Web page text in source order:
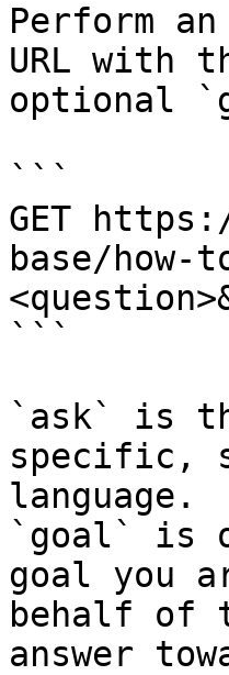
Perform
URL with
optional
```
GET
base/
```
`ask` is
specific,
language.
`goal` is
goal you
behalf of
answer